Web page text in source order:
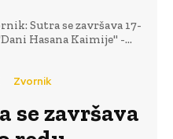
Sutra se završava 17-
Hasana Kaimije" -...
Zvornik
se završava